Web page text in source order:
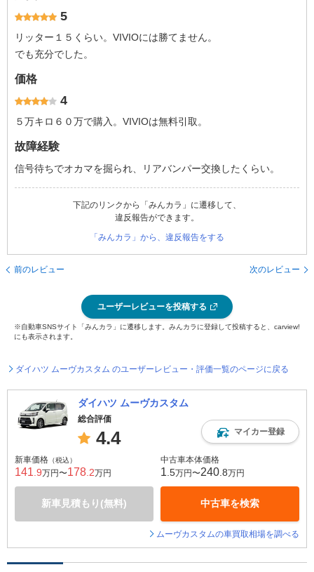
5
リッター１５くらい。VIVIOには勝てません。
でも充分でした。
価格
4
５万キロ６０万で購入。VIVIOは無料引取。
故障経験
信号待ちでオカマを掘られ、リアバンパー交換したくらい。
下記のリンクから「みんカラ」に遷移して、
違反報告ができます。
「みんカラ」から、違反報告をする
前のレビュー 次のレビュー
ユーザーレビューを投稿する
※自動車SNSサイト「みんカラ」に遷移します。みんカラに登録して投稿すると、carview!
にも表示されます。
ダイハツ ムーヴカスタム のユーザーレビュー・評価一覧のページに戻る
ダイハツ ムーヴカスタム
総合評価
4.4 マイカー登録
新車価格 （税込）
141 .9万円〜178 .2万円
新車見積もり(無料)
中古車本体価格
1 .5万円〜240 .8万円
中古車を検索
ムーヴカスタムの車買取相場を調べる